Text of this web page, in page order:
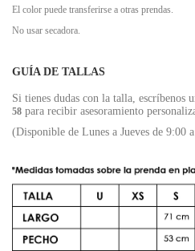
El color puede transferirse a otras prendas.
No usar secadora.
GUÍA DE TALLAS
Si tienes dudas con la talla, escríbenos
58 para recibir asesoramiento
(Disponible de Lunes a Jueves de 9:00